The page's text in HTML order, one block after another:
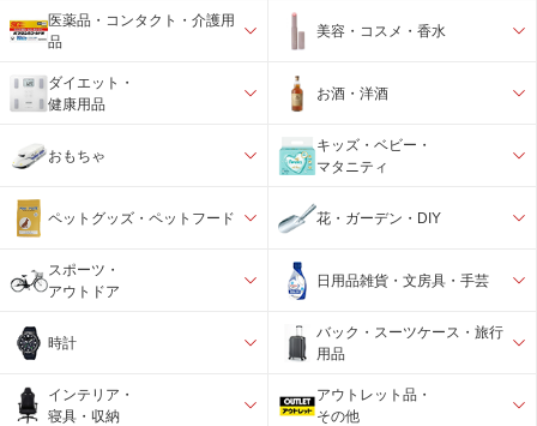
医薬品・コンタクト・介護用
品
美容・コスメ・香水
ダイエット・
健康用品
お酒・洋酒
おもちゃ
キッズ・ベビー・
マタニティ
ペットグッズ・ペットフード 花・ガーデン・DIY
スポーツ・
アウトドア
日用品雑貨・文房具・手芸
時計
バック・スーツケース・旅行
用品
インテリア・
寝具・収納
アウトレット品・
その他